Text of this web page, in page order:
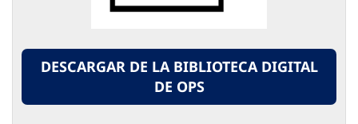
DESCARGAR DE LA BIBLIOTECA DIGITAL
DE OPS